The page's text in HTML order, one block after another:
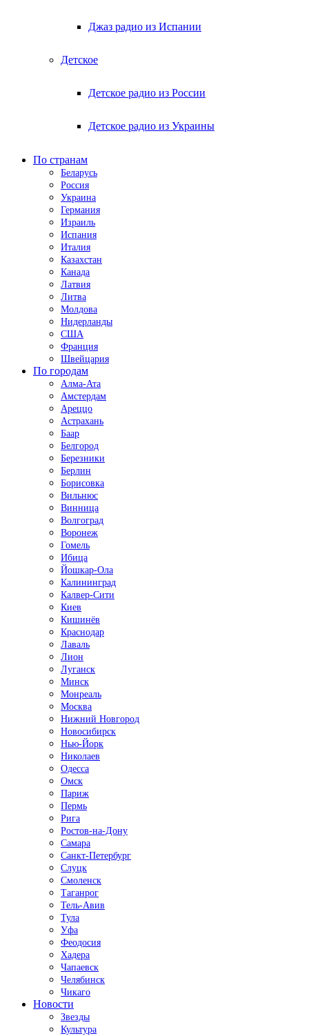
Джаз радио из Испании
Детское
Детское радио из России
Детское радио из Украины
По странам
Беларусь
Россия
Украина
Германия
Израиль
Испания
Италия
Казахстан
Канада
Латвия
Литва
Молдова
Нидерланды
США
Франция
Швейцария
По городам
Алма-Ата
Амстердам
Ареццо
Астрахань
Баар
Белгород
Березники
Берлин
Борисовка
Вильнюс
Винница
Волгоград
Воронеж
Гомель
Ибица
Йошкар-Ола
Калининград
Калвер-Сити
Киев
Кишинёв
Краснодар
Лаваль
Лион
Луганск
Минск
Монреаль
Москва
Нижний Новгород
Новосибирск
Нью-Йорк
Николаев
Одесса
Омск
Париж
Пермь
Рига
Ростов-на-Дону
Самара
Санкт-Петербург
Слуцк
Смоленск
Таганрог
Тель-Авив
Тула
Уфа
Феодосия
Хадера
Чапаевск
Челябинск
Чикаго
Новости
Звезды
Культура